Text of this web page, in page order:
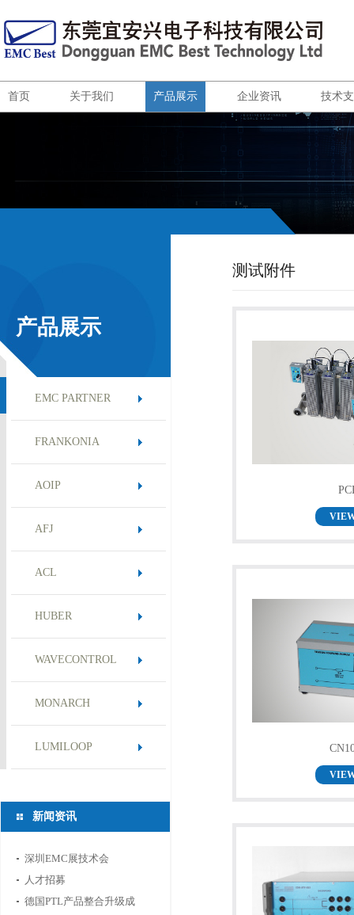
首页 关于我们 产品展示 企业资讯 技术
产品展示
EMC PARTNER
FRANKONIA
AOIP
AFJ
ACL
HUBER
WAVECONTROL
MONARCH
LUMILOOP
新闻资讯
深圳EMC展技术会
人才招募
德国PTL产品整合升级成
测试附件